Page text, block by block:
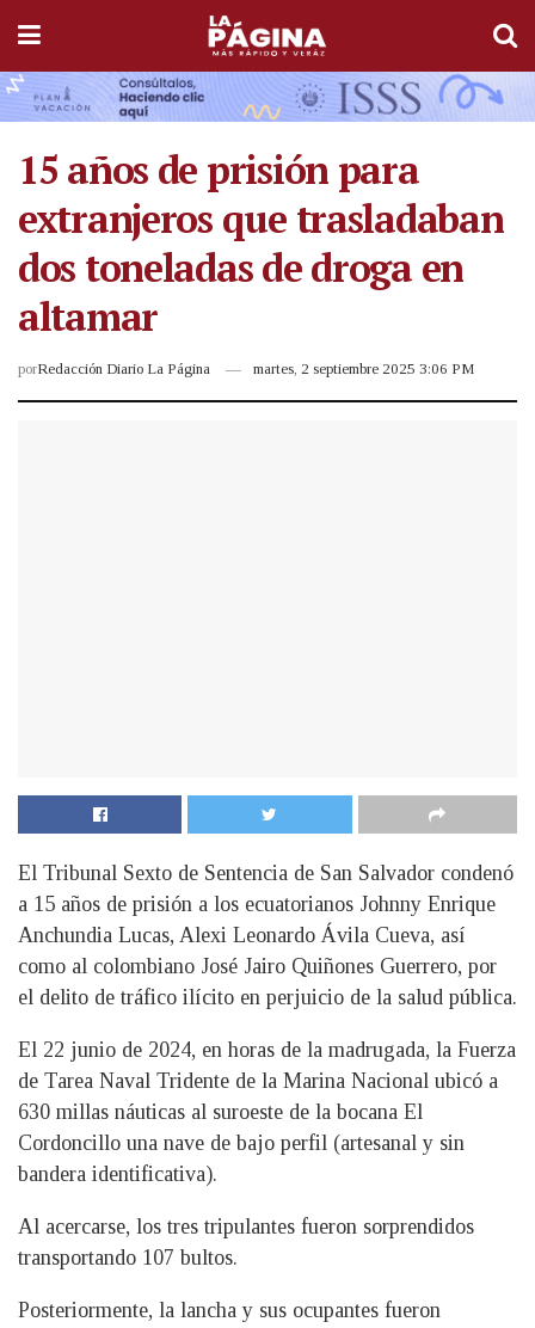
15 años de prisión para
extranjeros que trasladaban
dos toneladas de droga en
altamar
porRedacción Diario La Página martes, 2 septiembre 2025 3:06 PM
El Tribunal Sexto de Sentencia de San Salvador condenó
a 15 años de prisión a los ecuatorianos Johnny Enrique
Anchundia Lucas, Alexi Leonardo Ávila Cueva, así
como al colombiano José Jairo Quiñones Guerrero, por
el delito de tráfico ilícito en perjuicio de la salud pública.
El 22 junio de 2024, en horas de la madrugada, la Fuerza
de Tarea Naval Tridente de la Marina Nacional ubicó a
630 millas náuticas al suroeste de la bocana El
Cordoncillo una nave de bajo perfil (artesanal y sin
bandera identificativa).
Al acercarse, los tres tripulantes fueron sorprendidos
transportando 107 bultos.
Posteriormente, la lancha y sus ocupantes fueron